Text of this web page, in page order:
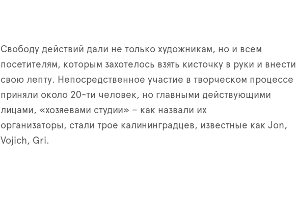
Свободу действий дали не только художникам, но и всем
посетителям, которым захотелось взять кисточку в руки и внести
свою лепту. Непосредственное участие в творческом процессе
приняли около 20-ти человек, но главными действующими
лицами, «хозяевами студии» – как назвали их
организаторы, стали трое калининградцев, известные как Jon,
Vojich, Gri.